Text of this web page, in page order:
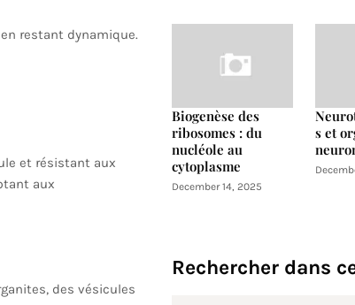
restant dynamique.
et résistant aux
aux
des vésicules
Biogenèse des
ribosomes : du
nucléole au
cytoplasme
December 14, 2025
s et
Rechercher dans